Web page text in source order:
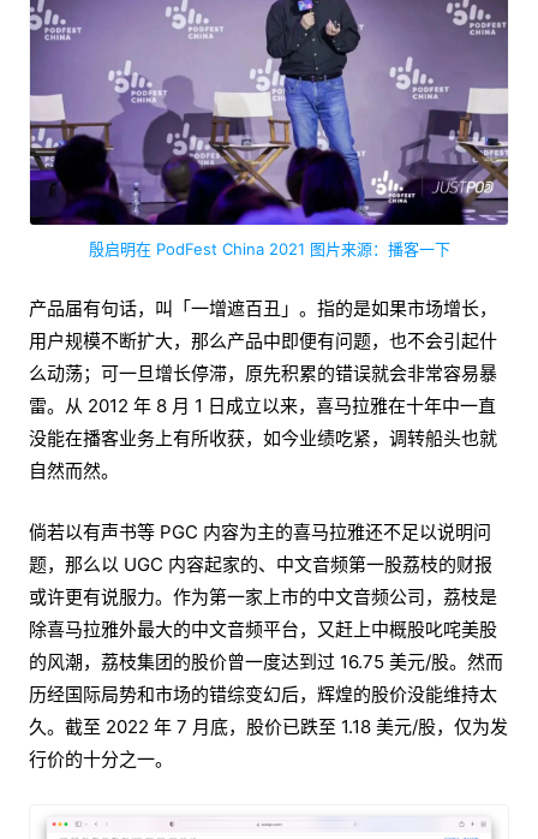
殷启明在 PodFest China 2021 图片来源：播客一下
产品届有句话，叫「一增遮百丑」。指的是如果市场增长，
用户规模不断扩大，那么产品中即便有问题，也不会引起什
么动荡；可一旦增长停滞，原先积累的错误就会非常容易暴
雷。从 2012 年 8 月 1 日成立以来，喜马拉雅在十年中一直
没能在播客业务上有所收获，如今业绩吃紧，调转船头也就
自然而然。
倘若以有声书等 PGC 内容为主的喜马拉雅还不足以说明问
题，那么以 UGC 内容起家的、中文音频第一股荔枝的财报
或许更有说服力。作为第一家上市的中文音频公司，荔枝是
除喜马拉雅外最大的中文音频平台，又赶上中概股叱咤美股
的风潮，荔枝集团的股价曾一度达到过 16.75 美元/股。然而
历经国际局势和市场的错综变幻后，辉煌的股价没能维持太
久。截至 2022 年 7 月底，股价已跌至 1.18 美元/股，仅为发
行价的十分之一。